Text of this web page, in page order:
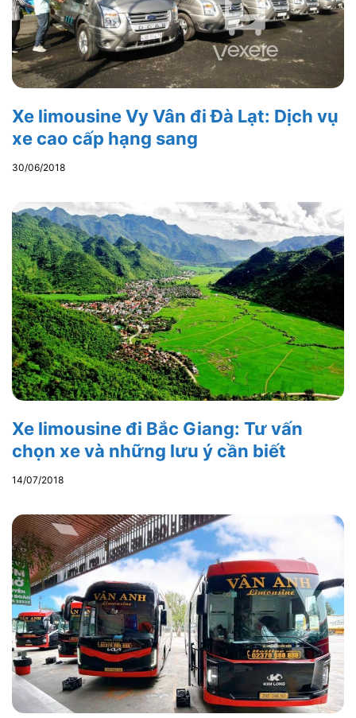
Xe limousine Vy Vân đi Đà Lạt: Dịch vụ
xe cao cấp hạng sang
30/06/2018
Xe limousine đi Bắc Giang: Tư vấn
chọn xe và những lưu ý cần biết
14/07/2018